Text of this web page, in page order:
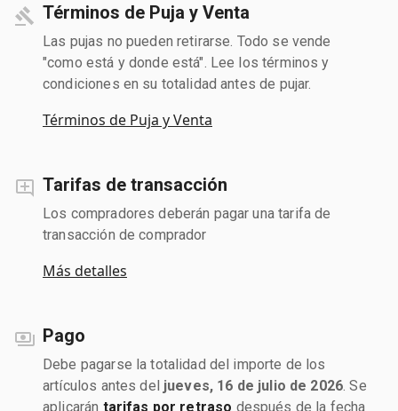
Términos de Puja y Venta
Las pujas no pueden retirarse. Todo se vende
"como está y donde está". Lee los términos y
condiciones en su totalidad antes de pujar.
Términos de Puja y Venta
Tarifas de transacción
Los compradores deberán pagar una tarifa de
transacción de comprador
Más detalles
Pago
Debe pagarse la totalidad del importe de los
artículos antes del jueves, 16 de julio de 2026 . Se
aplicarán tarifas por retraso después de la fecha